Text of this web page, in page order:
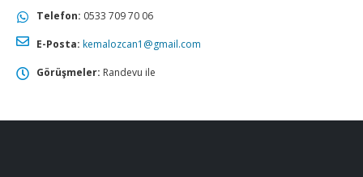
Telefon: 0533 709 70 06
E-Posta: kemalozcan1@gmail.com
Görüşmeler: Randevu ile